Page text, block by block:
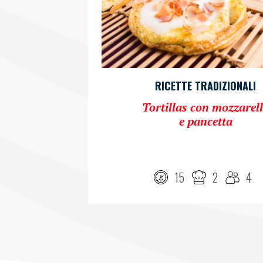
RICETTE TRADIZIONALI
Tortillas con
e pancetta
15 2 4